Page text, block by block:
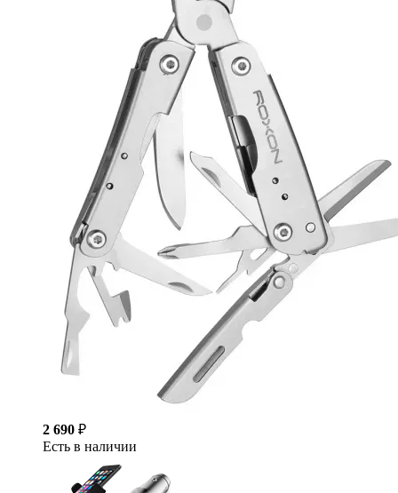
2 690 ₽
Есть в наличии